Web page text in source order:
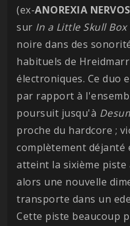
(ex-ANOREXIA
sur In a Little Skull Box
noire dans des
habituels de
électroniques. Ce duo
par rapport à
poursuit jusqu'à
proche du hardcore ;
complètement déjanté
atteint la sixième piste
alors une nouvelle
transporte dans un
Cette piste beaucoup